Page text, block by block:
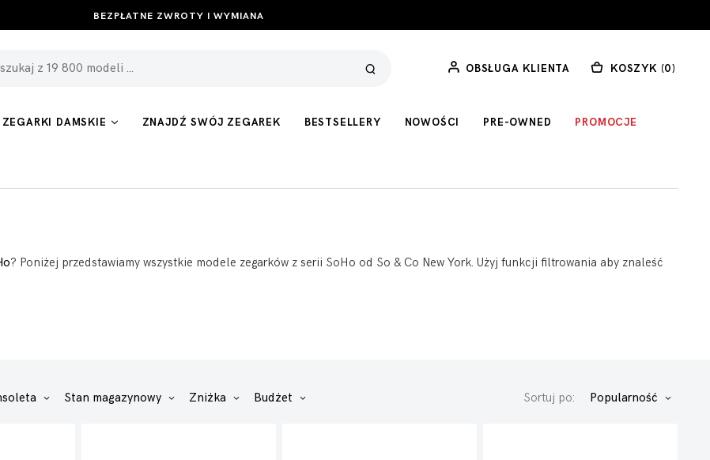
BEZPŁATNE ZWROTY I WYMIANA
OBSŁUGA KLIENTA KOSZYK (0)
ZEGARKI DAMSKIE ZNAJDŹ SWÓJ ZEGAREK BESTSELLERY NOWOŚCI PRE-OWNED PROMOCJE
? Poniżej przedstawiamy wszystkie modele zegarków z serii SoHo od So & Co New York. Użyj funkcji filtrowania aby znaleść
Stan magazynowy Zniżka Budżet Sortuj po: Popularność